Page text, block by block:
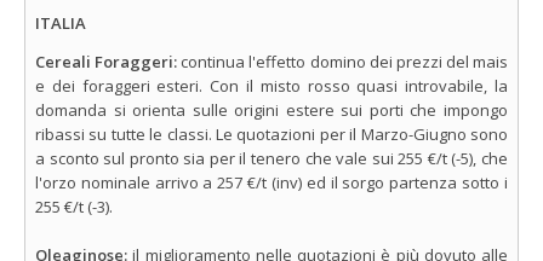
ITALIA
Cereali Foraggeri: continua l'effetto domino dei prezzi del mais
e dei foraggeri esteri. Con il misto rosso quasi introvabile, la
domanda si orienta sulle origini estere sui porti che impongo
ribassi su tutte le classi. Le quotazioni per il Marzo-Giugno sono
a sconto sul pronto sia per il tenero che vale sui 255 €/t (-5), che
l'orzo nominale arrivo a 257 €/t (inv) ed il sorgo partenza sotto i
255 €/t (-3).
Oleaginose:il miglioramento nelle quotazioni è più dovuto alle